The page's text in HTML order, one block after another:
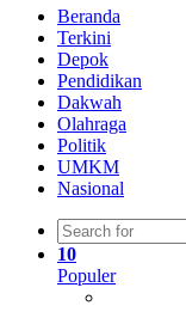
Beranda
Terkini
Depok
Pendidikan
Dakwah
Olahraga
Politik
UMKM
Nasional
10
Populer